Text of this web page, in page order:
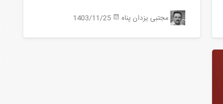
مجتبی یزدان پناه 1403/11/25